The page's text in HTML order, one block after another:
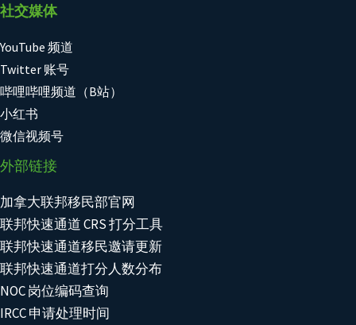
社交媒体
YouTube 频道
Twitter 账号
哔哩哔哩频道（B站）
小红书
微信视频号
外部链接
加拿大联邦移民部官网
联邦快速通道 CRS 打分工具
联邦快速通道移民邀请更新
联邦快速通道打分人数分布
NOC 岗位编码查询
IRCC 申请处理时间